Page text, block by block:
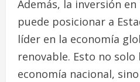
Además, la inversión
puede posicionar a
líder en la economía
renovable. Esto no solo
economía nacional,